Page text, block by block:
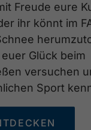
Freude eure
ihr könnt im
Glück beim
versuchen
Sport